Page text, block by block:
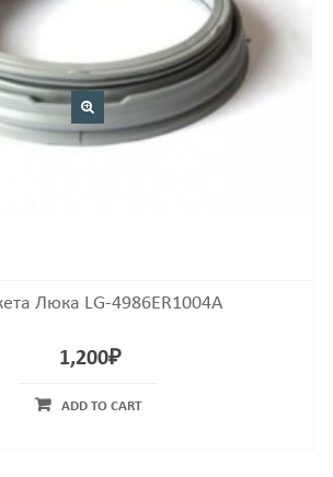
Люка LG-4986ER1004A
1,200₽
ADD TO CART